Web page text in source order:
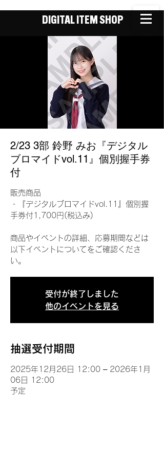
DIGITAL ITEM SHOP
2/23 3部 鈴野 みお『デジタル
ブロマイドvol.11』個別握手券
付
販売商品
・『デジタルブロマイドvol.11』個別握
手券付1,700円(税込み)
商品やイベントの詳細、応募期間などは
以下イベントについてをご確認くださ
い。
受付が終了しました
他のイベントを見る
抽選受付期間
2025年12月26日 12:00 – 2026年1月
06日 12:00
予定